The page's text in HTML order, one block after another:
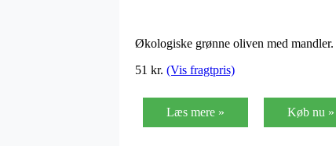
Økologiske grønne oliven med mandler.
51 kr. (Vis fragtpris)
Læs mere » Køb nu »